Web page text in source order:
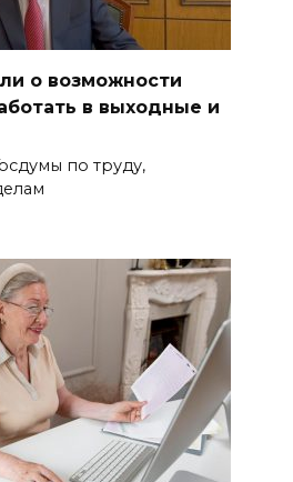
о возможности
в выходные и
по труду,